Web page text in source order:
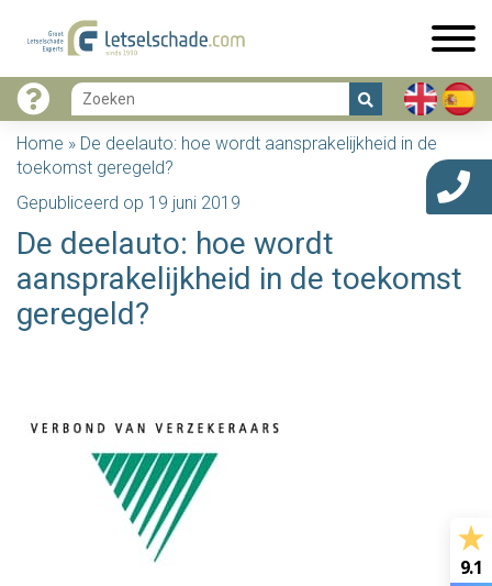
Home » De deelauto: hoe wordt aansprakelijkheid in de
toekomst geregeld?
Gepubliceerd op 19 juni 2019
De deelauto: hoe wordt
aansprakelijkheid in de toekomst
geregeld?
9.1